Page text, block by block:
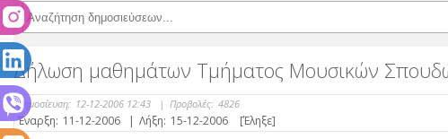
Δήλωση μαθημάτων Τμήματος Μουσικών
Δημοσίευση: 12-12-2006 12:43 | Προβολές: 4826
Έναρξη: 11-12-2006 | Λήξη: 15-12-2006 [Έληξε]